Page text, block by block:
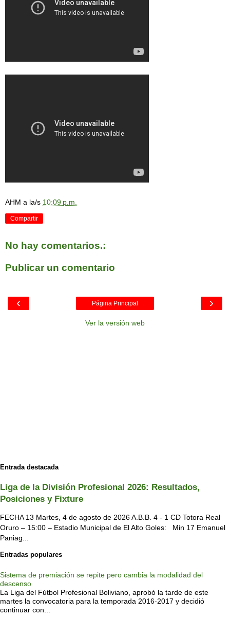
AHM a la/s 10:09 p.m.
Compartir
No hay comentarios.:
Publicar un comentario
‹ ›
Página Principal
Ver la versión web
Entrada destacada
Liga de la División Profesional 2026: Resultados,
Posiciones y Fixture
FECHA 13 Martes, 4 de agosto de 2026 A.B.B. 4 - 1 CD Totora Real
Oruro – 15:00 – Estadio Municipal de El Alto Goles: Min 17 Emanuel
Paniag...
Entradas populares
Sistema de premiación se repite pero cambia la modalidad del
descenso
La Liga del Fútbol Profesional Boliviano, aprobó la tarde de este
martes la convocatoria para la temporada 2016-2017 y decidió
continuar con...